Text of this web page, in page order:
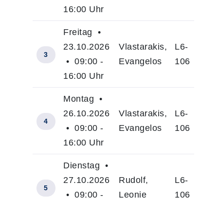
16:00 Uhr
3
Freitag •
23.10.2026
• 09:00 -
16:00 Uhr
Vlastarakis,
Evangelos
L6-
106
4
Montag •
26.10.2026
• 09:00 -
16:00 Uhr
Vlastarakis,
Evangelos
L6-
106
5
Dienstag •
27.10.2026
• 09:00 -
Rudolf,
Leonie
L6-
106